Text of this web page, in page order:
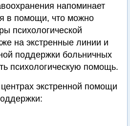
напоминает
в помощи, что можно
психологической
на экстренные линии и
поддержки больничных
психологическую помощь.
экстренной помощи